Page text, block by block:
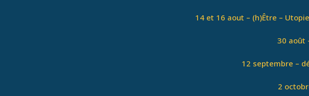
14 et 16 aout – (h)Être –
30 août
12 septembre –
2